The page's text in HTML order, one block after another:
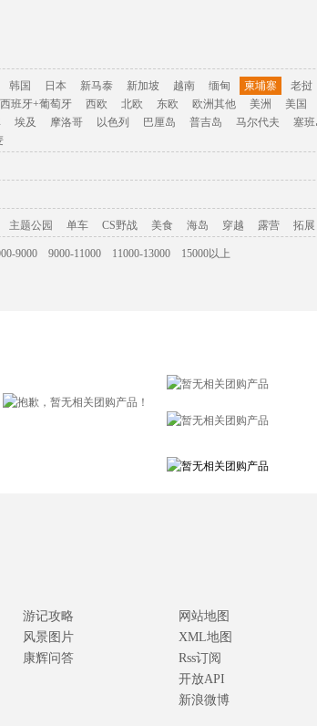
韩国 日本 新马泰 新加坡 越南 缅甸 柬埔寨 老挝
西班牙+葡萄牙 西欧 北欧 东欧 欧洲其他 美洲 美国
埃及 摩洛哥 以色列 巴厘岛 普吉岛 马尔代夫 塞班
主题公园 单车 CS野战 美食 海岛 穿越 露营 拓展
9000 9000-11000 11000-13000
15000以上
游记攻略
风景图片
康辉问答
网站地图
XML地图
Rss订阅
开放API
新浪微博